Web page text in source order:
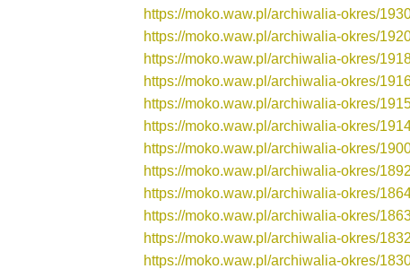
https://moko.waw.pl/archiwalia-okres/
https://moko.waw.pl/archiwalia-okres/
https://moko.waw.pl/archiwalia-okres/
https://moko.waw.pl/archiwalia-okres/
https://moko.waw.pl/archiwalia-okres/
https://moko.waw.pl/archiwalia-okres/
https://moko.waw.pl/archiwalia-okres/
https://moko.waw.pl/archiwalia-okres/
https://moko.waw.pl/archiwalia-okres/
https://moko.waw.pl/archiwalia-okres/
https://moko.waw.pl/archiwalia-okres/
https://moko.waw.pl/archiwalia-okres/